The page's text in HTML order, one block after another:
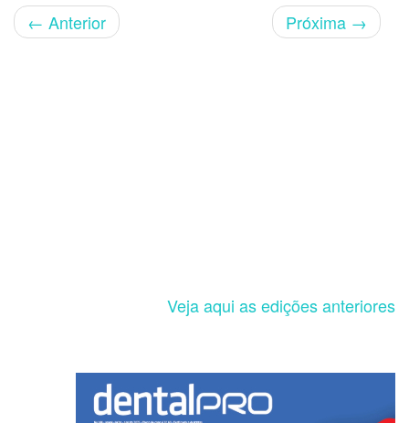
← Anterior Próxima →
Veja aqui as edições anteriores